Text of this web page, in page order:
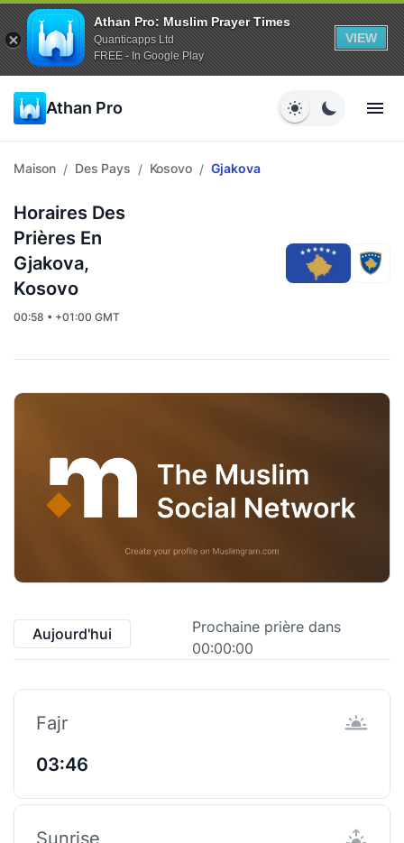
Athan Pro: Muslim Prayer Times
Quanticapps Ltd
FREE - In Google Play
VIEW
Athan Pro
Maison / Des Pays / Kosovo / Gjakova
Horaires Des
Prières En
Gjakova,
Kosovo
00:58 • +01:00 GMT
Aujourd'hui
Prochaine prière dans
00:00:00
Fajr
03:46
Sunrise